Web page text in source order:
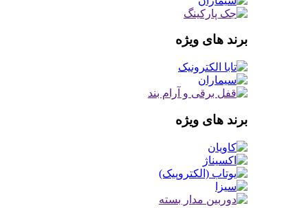
برند های ویژه
برند های ویژه